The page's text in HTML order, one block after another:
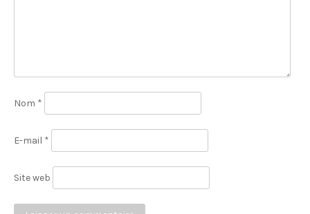
Nom *
E-mail *
Site web